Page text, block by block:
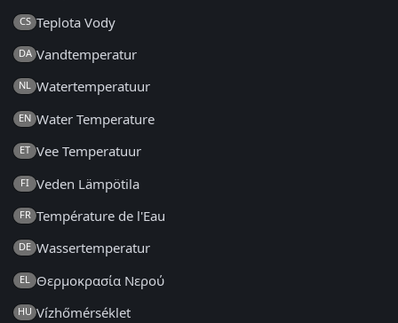
CS Teplota Vody
DA Vandtemperatur
NL Watertemperatuur
EN Water Temperature
ET Vee Temperatuur
FI Veden Lämpötila
FR Température de l'Eau
DE Wassertemperatur
EL Θερμοκρασία Νερού
HU Vízhőmérséklet